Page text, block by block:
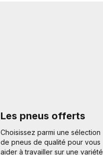
Les pneus offerts
Choisissez parmi une sélection
de pneus de qualité pour vous
aider à travailler sur une variété